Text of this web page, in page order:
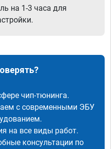
на 1-3 часа для
чип-тюнинга.
с современными ЭБУ
на все виды работ.
консультации по